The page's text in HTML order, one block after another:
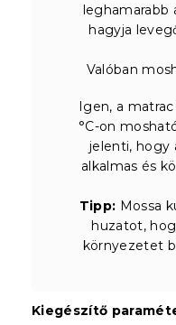
leghamarabb
hagyja
Valóban
Igen, a
°C-on
jelenti, hogy
alkalmas és
Tipp: Mossa
huzatot,
környezetet
Kiegészítő